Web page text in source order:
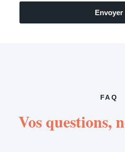
Envoyer
FAQ
Vos questions,